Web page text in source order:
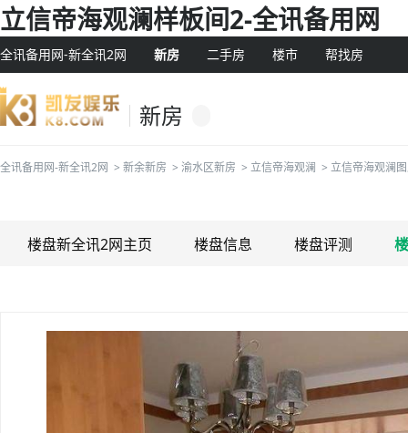
立信帝海观澜样板间2-全讯备用网
全讯备用网-新全讯2网 新房 二手房 楼市 帮找房
新房
全讯备用网-新全讯2网 > 新余新房 > 渝水区新房 > 立信帝海观澜 > 立信帝海观澜
楼盘新全讯2网主页 楼盘信息 楼盘评测